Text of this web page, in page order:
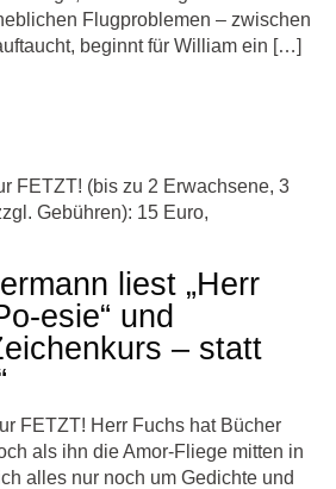
Flugproblemen – zwischen
beginnt für William ein […]
FETZT! (bis zu 2 Erwachsene, 3
Gebühren): 15 Euro,
liest „Herr
esie“ und
– statt
FETZT! Herr Fuchs hat Bücher
als ihn die Amor-Fliege mitten in
alles nur noch um Gedichte und